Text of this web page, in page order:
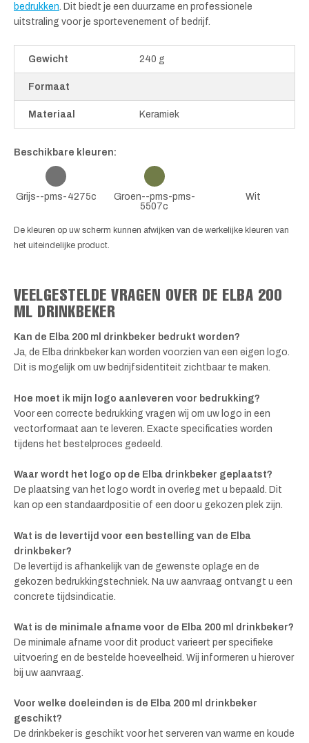
bedrukken . Dit biedt je een duurzame en professionele
uitstraling voor je sportevenement of bedrijf.
Gewicht 240 g
Formaat
Materiaal Keramiek
Beschikbare kleuren:
Grijs--pms-4275c
Groen--pms-pms-
5507c
Wit
De kleuren op uw scherm kunnen afwijken van de werkelijke kleuren van
het uiteindelijke product.
VEELGESTELDE VRAGEN OVER DE ELBA 200
ML DRINKBEKER
Kan de Elba 200 ml drinkbeker bedrukt worden?
Ja, de Elba drinkbeker kan worden voorzien van een eigen logo.
Dit is mogelijk om uw bedrijfsidentiteit zichtbaar te maken.
Hoe moet ik mijn logo aanleveren voor bedrukking?
Voor een correcte bedrukking vragen wij om uw logo in een
vectorformaat aan te leveren. Exacte specificaties worden
tijdens het bestelproces gedeeld.
Waar wordt het logo op de Elba drinkbeker geplaatst?
De plaatsing van het logo wordt in overleg met u bepaald. Dit
kan op een standaardpositie of een door u gekozen plek zijn.
Wat is de levertijd voor een bestelling van de Elba
drinkbeker?
De levertijd is afhankelijk van de gewenste oplage en de
gekozen bedrukkingstechniek. Na uw aanvraag ontvangt u een
concrete tijdsindicatie.
Wat is de minimale afname voor de Elba 200 ml drinkbeker?
De minimale afname voor dit product varieert per specifieke
uitvoering en de bestelde hoeveelheid. Wij informeren u hierover
bij uw aanvraag.
Voor welke doeleinden is de Elba 200 ml drinkbeker
geschikt?
De drinkbeker is geschikt voor het serveren van warme en koude